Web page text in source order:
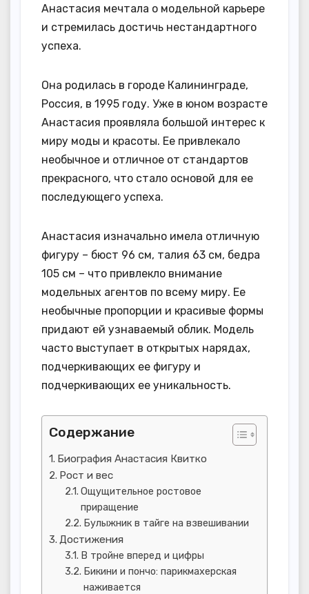
Анастасия мечтала о модельной карьере
и стремилась достичь нестандартного
успеха.
Она родилась в городе Калининграде,
Россия, в 1995 году. Уже в юном возрасте
Анастасия проявляла большой интерес к
миру моды и красоты. Ее привлекало
необычное и отличное от стандартов
прекрасного, что стало основой для ее
последующего успеха.
Анастасия изначально имела отличную
фигуру – бюст 96 см, талия 63 см, бедра
105 см – что привлекло внимание
модельных агентов по всему миру. Ее
необычные пропорции и красивые формы
придают ей узнаваемый облик. Модель
часто выступает в открытых нарядах,
подчеркивающих ее фигуру и
подчеркивающих ее уникальность.
Содержание
Биография Анастасия Квитко
Рост и вес
Ощущительное ростовое
приращение
Булыжник в тайге на взвешивании
Достижения
В тройне вперед и цифры
Бикини и пончо: парикмахерская
наживается